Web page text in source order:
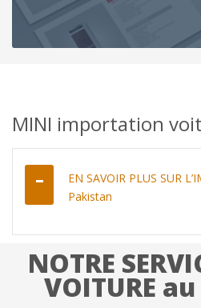
MINI importation
EN SAVOIR PLUS SUR
Pakistan
NOTRE
VOITURE